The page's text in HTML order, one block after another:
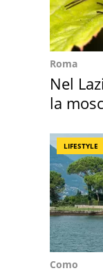
Roma
Nel
la
LIFESTYLE
Como